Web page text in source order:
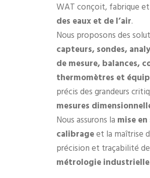
WAT conçoit, fabrique
des eaux et de l’air.
Nous proposons des
capteurs, sondes,
de mesure, balances,
thermomètres et
précis des grandeurs
mesures
Nous assurons la mise
calibrageet la maîtrise
précision et traçabilité
métrologie